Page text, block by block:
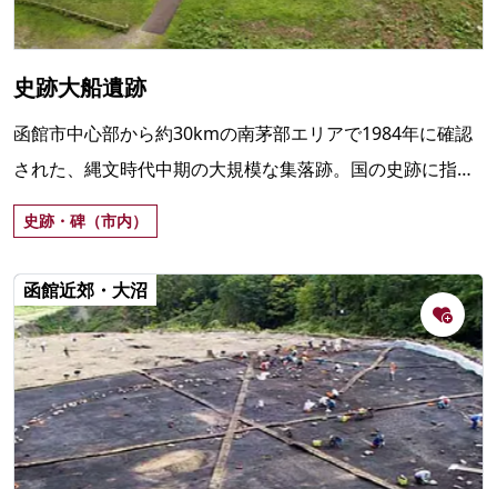
史跡大船遺跡
函館市中心部から約30kmの南茅部エリアで1984年に確認
された、縄文時代中期の大規模な集落跡。国の史跡に指
定。大型竪穴建物跡は深さ2ｍ、直径10ｍを超える。4～10
月は定時解説あり。
史跡・碑（市内）
函館近郊・大沼